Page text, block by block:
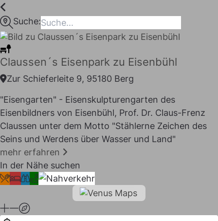
springen
maps
Suche:
Claussen´s Eisenpark zu Eisenbühl
Zur Schieferleite 9, 95180 Berg
"Eisengarten" - Eisenskulpturengarten des
Eisenbildners von Eisenbühl, Prof. Dr. Claus-Frenz
Claussen unter dem Motto "Stählerne Zeichen des
Seins und Werdens über Wasser und Land"
mehr erfahren
In der Nähe suchenI LIKE